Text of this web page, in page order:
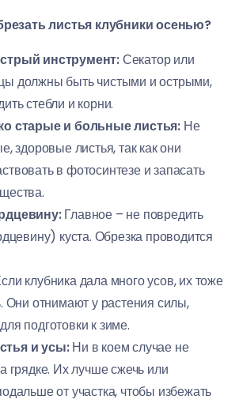
листья клубники осенью?
инструмент:Секатор или
должны быть чистыми и острыми,
стебли и корни.
старые и больные листья: Не
здоровые листья, так как они
в фотосинтезе и запасать
Главное – не повредить
куста. Обрезка проводится
клубника дала много усов, их тоже
Они отнимают у растения силы,
подготовки к зиме.
и усы:Ни в коем случае не
грядке. Их лучше сжечь или
от участка, чтобы избежать